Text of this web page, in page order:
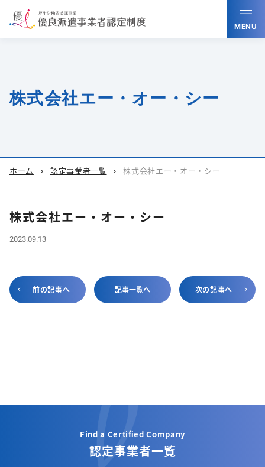
MENU
株式会社エー・オー・シー
ホーム chevron_right 認定事業者一覧 chevron_right 株式会社エー・オー・シー
株式会社エー・オー・シー
2023.09.13
前の記事へ 記事一覧へ 次の記事へ
Find a Certified Company
認定事業者一覧